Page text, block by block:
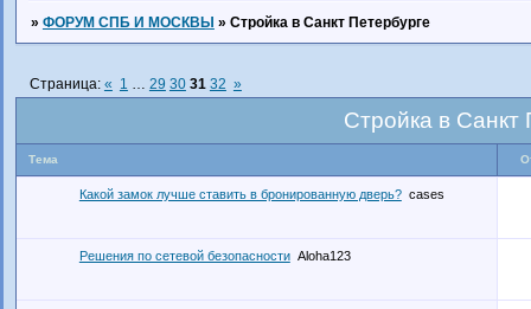
» ФОРУМ СПБ И МОСКВЫ » Стройка в Санкт Петербурге
Стройка в Санкт
Страница: « 1 … 29 30 31 32 »
Тема
Какой замок лучше ставить в бронированную дверь? cases
Решения по сетевой безопасности Aloha123